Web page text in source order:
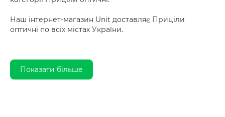
Наш інтернет-магазин Unit доставляє Приціли
оптичні по всіх містах України.
Показати більше